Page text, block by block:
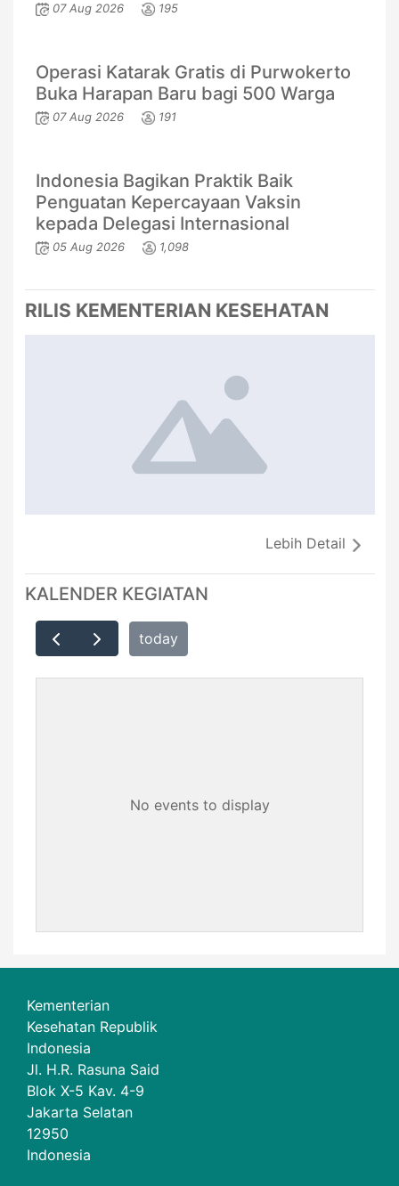
07 Aug 2026 195
Operasi Katarak Gratis di Purwokerto
Buka Harapan Baru bagi 500 Warga
07 Aug 2026 191
Indonesia Bagikan Praktik Baik
Penguatan Kepercayaan Vaksin
kepada Delegasi Internasional
05 Aug 2026 1,098
RILIS KEMENTERIAN KESEHATAN
Lebih Detail
KALENDER KEGIATAN
today
No events to display
Kementerian
Kesehatan Republik
Indonesia
Jl. H.R. Rasuna Said
Blok X-5 Kav. 4-9
Jakarta Selatan
12950
Indonesia